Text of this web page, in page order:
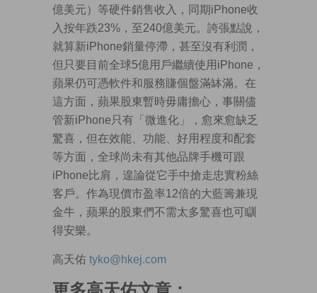
億美元）等硬件銷售收入，同期iPhone收
入按年跌23%，至240億美元。誇張點說，
就算新iPhone銷量停滯，甚至沒有利潤，
但只要目前全球5億用戶繼續使用iPhone，
蘋果仍可憑軟件和服務賺個盤滿缽滿。在
這方面，蘋果股東暫時毋庸擔心，事關儘
管新iPhone只有「微進化」，愈來愈缺乏
驚喜，但在效能、功能、好用程度和配套
等方面，全球尚未有其他品牌手機可跟
iPhone比肩，遑論從它手中搶走忠實粉絲
客戶。作為現價市盈率12倍的大藍籌兼現
金牛，蘋果的股東們不需太多驚喜也可瞓
得安樂。
高天佑 tyko@hkej.com